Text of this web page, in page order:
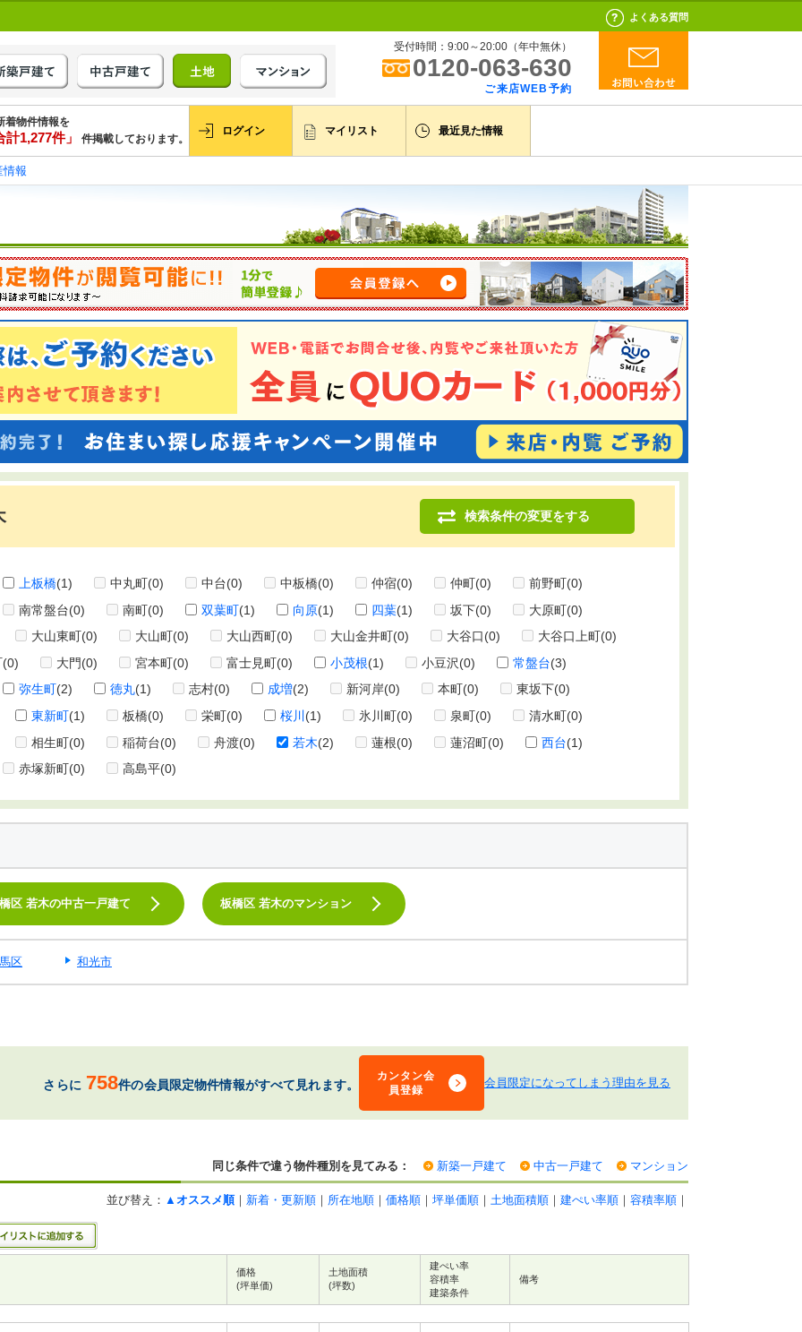
よくある質問
受付時間：9:00～20:00（年中無休）
0120-063-630
ご来店WEB予約
着物件情報を
1,277件」 件掲載しております。
ログイン マイリスト 最近見た情報
情報
検索条件の変更をする
上板橋(1) 中丸町(0) 中台(0) 中板橋(0) 仲宿(0) 仲町(0) 前野町(0)
南常盤台(0) 南町(0) 双葉町(1) 向原(1) 四葉(1) 坂下(0) 大原町(0)
大山東町(0) 大山町(0) 大山西町(0) 大山金井町(0) 大谷口(0) 大谷口上町(0)
(0) 大門(0) 宮本町(0) 富士見町(0) 小茂根(1) 小豆沢(0) 常盤台(3)
弥生町(2) 徳丸(1) 志村(0) 成増(2) 新河岸(0) 本町(0) 東坂下(0)
東新町(1) 板橋(0) 栄町(0) 桜川 (1) 氷川町(0) 泉町(0) 清水町(0)
相生町(0) 稲荷台(0) 舟渡(0) 若木(2) 蓮根(0) 蓮沼町(0) 西台(1)
赤塚新町(0) 高島平(0)
区 若木の中古一戸建て 板橋区 若木のマンション
区 和光市
さらに 758件の会員限定物件情報がすべて見れます。
カンタン会
員登録
会員限定になってしまう理由を見る
同じ条件で違う物件種別を見てみる： 新築一戸建て 中古一戸建て マンション
並び替え： ▲オススメ順｜ 新着・更新順 ｜ 所在地順 ｜ 価格順 ｜ 坪単価順 ｜ 土地面積順 ｜ 建ぺい率順 ｜ 容積率順 ｜
価格
(坪単価)
土地面積
(坪数)
建ぺい率
容積率
建築条件
備考